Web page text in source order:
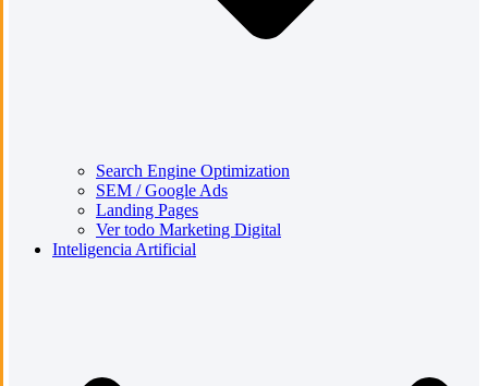
Search Engine Optimization
SEM / Google Ads
Landing Pages
Ver todo Marketing Digital
Inteligencia Artificial